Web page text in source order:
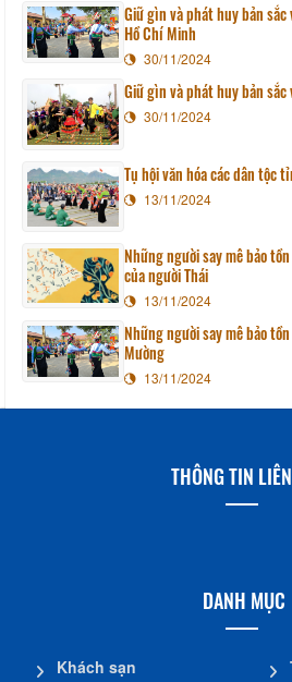
Giữ gìn và phát huy bản
Hồ Chí Minh
30/11/2024
Giữ gìn và phát huy bản sắc
30/11/2024
Tụ hội văn hóa các dân tộc
13/11/2024
Những người say mê bảo
của người Thái
13/11/2024
Những người say mê bảo
Mường
13/11/2024
THÔNG TIN
DANH MỤC
Khách sạn